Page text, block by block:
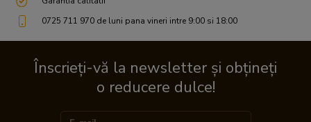
0725 711 970 de luni pana vineri intre 9:00 si 18:00
Înscrieți-vă la newsletter și obțineți
o reducere dulce!